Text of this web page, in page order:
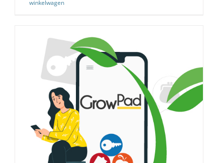
winkelwagen